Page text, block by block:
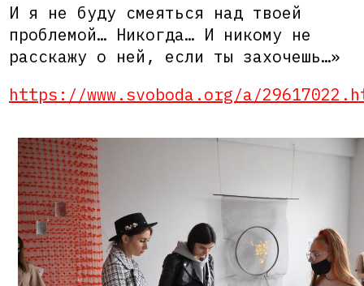
И я не буду смеяться над твоей
проблемой… Никогда… И никому не
расскажу о ней, если ты захочешь…»
https://www.svoboda.org/a/